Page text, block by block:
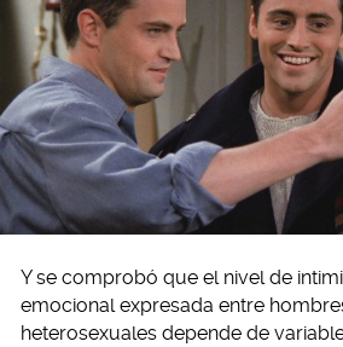
Y se comprobó que el nivel de
emocional expresada entre
heterosexuales depende de